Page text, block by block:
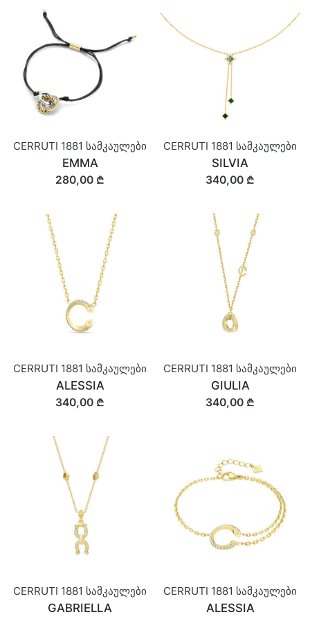
CERRUTI 1881 სამკაულები
EMMA
280,00 ₾
CERRUTI 1881 სამკაულები
SILVIA
340,00 ₾
CERRUTI 1881 სამკაულები
ALESSIA
340,00 ₾
CERRUTI 1881 სამკაულები
GIULIA
340,00 ₾
CERRUTI 1881 სამკაულები
GABRIELLA
CERRUTI 1881 სამკაულები
ALESSIA